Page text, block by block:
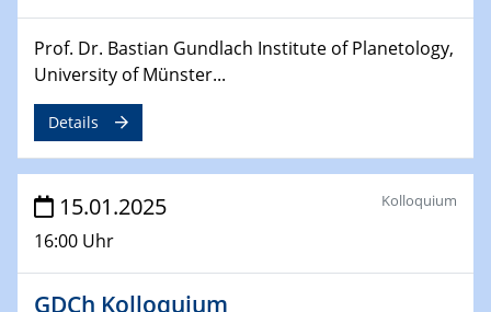
Sfb-trr247-all Seminar
18.03.2025 - 19.03.2025
Kooperationsseminar
21.03.2025
EIC Pathfinder
Prof. Dr. Bastian Gundlach Institute of Planetology,
University of Münster...
Details
15.01.2025
16:00 Uhr
Kolloquium
GDCh Kolloquium